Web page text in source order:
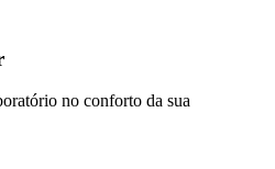
no conforto da sua